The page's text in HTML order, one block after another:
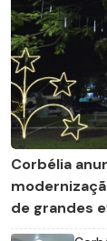
Corbélia
de grandes